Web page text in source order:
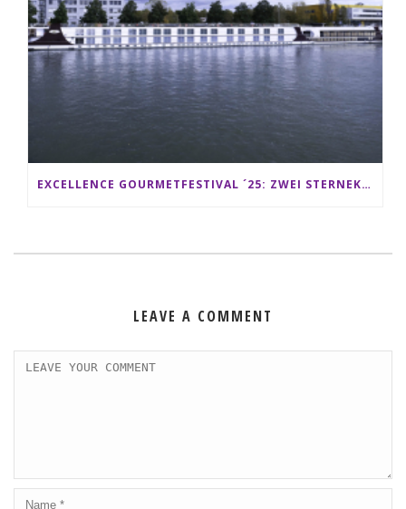
EXCELLENCE GOURMETFESTIVAL ´25: ZWEI STERNEKÖCHE ANTONIO GUIDA & DARIO MORESCO VERWÖHNEN IHRE GÄSTE AUF EINER LUXERIÖSEN SCHIFFSREISE
LEAVE A COMMENT